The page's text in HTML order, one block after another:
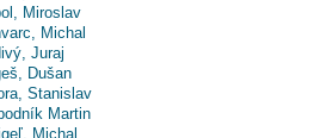
Miroslav
Michal
Juraj
Dušan
Stanislav
Martin
Michal